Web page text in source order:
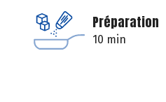
Préparation
10 min